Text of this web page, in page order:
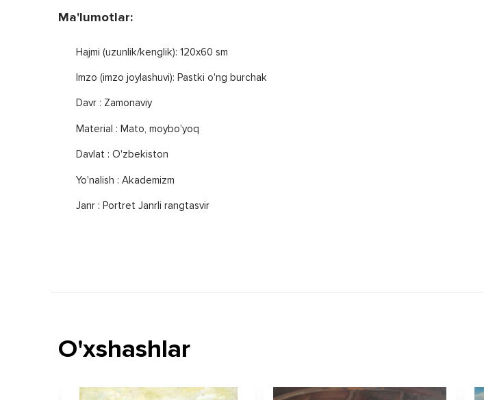
Ma'lumotlar:
Hajmi (uzunlik/kenglik): 120x60 sm
Imzo (imzo joylashuvi): Pastki o'ng burchak
Davr : Zamonaviy
Material : Mato, moybo'yoq
Davlat : O'zbekiston
Yo'nalish : Akademizm
Janr : Portret Janrli rangtasvir
O'xshashlar